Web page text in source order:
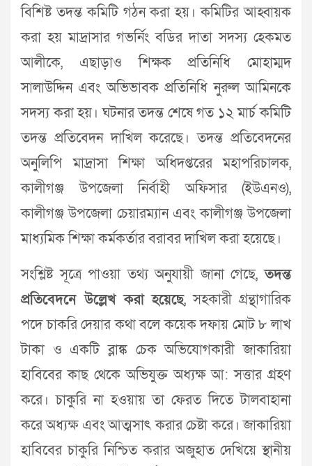
বিশিষ্ট তদন্ত কমিটি গঠন করা হয়। কমিটির আহ্বায়ক
করা হয় মাদ্রাসার গভর্নিং বডির দাতা সদস্য হেকমত
আলীকে, এছাড়াও শিক্ষক প্রতিনিধি মোহাম্মদ
সালাউদ্দিন এবং অভিভাবক প্রতিনিধি নুরুল আমিনকে
সদস্য করা হয়। ঘটনার তদন্ত শেষে গত ১২ মার্চ কমিটি
তদন্ত প্রতিবেদন দাখিল করেছে। তদন্ত প্রতিবেদনের
অনুলিপি মাদ্রাসা শিক্ষা অধিদপ্তরের মহাপরিচালক,
কালীগঞ্জ উপজেলা নির্বাহী অফিসার (ইউএনও),
কালীগঞ্জ উপজেলা চেয়ারম্যান এবং কালীগঞ্জ উপজেলা
মাধ্যমিক শিক্ষা কর্মকর্তার বরাবর দাখিল করা হয়েছে।
সংশ্লিষ্ট সূত্রে পাওয়া তথ্য অনুযায়ী জানা গেছে,তদন্ত
প্রতিবেদনে উল্লেখ করা হয়েছে, সহকারী গ্রন্থাগারিক
পদে চাকরি দেয়ার কথা বলে কয়েক দফায় মোট ৮ লাখ
টাকা ও একটি ব্লাঙ্ক চেক অভিযোগকারী জাকারিয়া
হাবিবের কাছ থেকে অভিযুক্ত অধ্যক্ষ আ: সত্তার গ্রহণ
করে। চাকুরি না হওয়ায় তা ফেরত দিতে টালবাহানা
করে অধ্যক্ষ এবং আত্মসাৎ করার চেষ্টা করে। জাকারিয়া
হাবিবের চাকুরি নিশ্চিত করার অজুহাত দেখিয়ে স্থানীয়